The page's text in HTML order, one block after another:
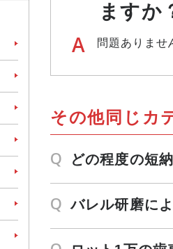
ますか
A 問題ありませ
その他同じカ
Q どの程度の短
Q バレル研磨に